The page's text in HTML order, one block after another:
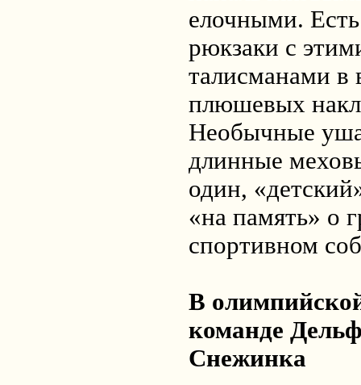
елочными.
рюкзаки с
талисманами в
плюшевых
Необычные
длинные
один,
«на память» о
спортивном
В
команде
Снежинка